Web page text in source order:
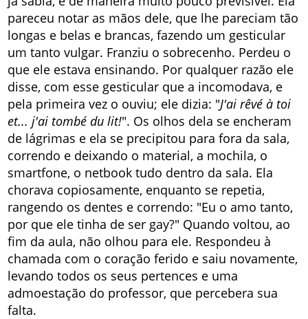
pareceu notar as mãos dele, que lhe pareciam tão
longas e belas e brancas, fazendo um gesticular
um tanto vulgar. Franziu o sobrecenho. Perdeu o
que ele estava ensinando. Por qualquer razão ele
disse, com esse gesticular que a incomodava, e
pela primeira vez o ouviu; ele dizia: "J'ai rêvé à toi
et... j'ai tombé du lit!". Os olhos dela se encheram
de lágrimas e ela se precipitou para fora da sala,
correndo e deixando o material, a mochila, o
smartfone, o netbook tudo dentro da sala. Ela
chorava copiosamente, enquanto se repetia,
rangendo os dentes e correndo: "Eu o amo tanto,
por que ele tinha de ser gay?" Quando voltou, ao
fim da aula, não olhou para ele. Respondeu à
chamada com o coração ferido e saiu novamente,
levando todos os seus pertences e uma
admoestação do professor, que percebera sua
falta.